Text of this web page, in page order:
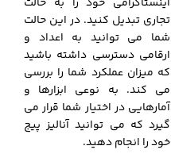
تجاری تبدیل کنید. در این حالت
شما می توانید به اعداد و
ارقامی دسترسی داشته باشید
که میزان عملکرد شما را بررسی
می کند. به نوعی ابزارها و
آمارهایی در اختیار شما قرار می
گیرد که می توانید آنالیز پیج
خود را انجام دهید.